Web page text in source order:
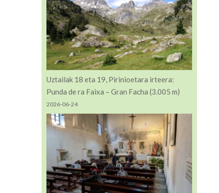
Uztailak 18 eta 19, Pirinioetara irteera:
Punda de ra Faixa – Gran Facha (3.005 m)
2026-06-24